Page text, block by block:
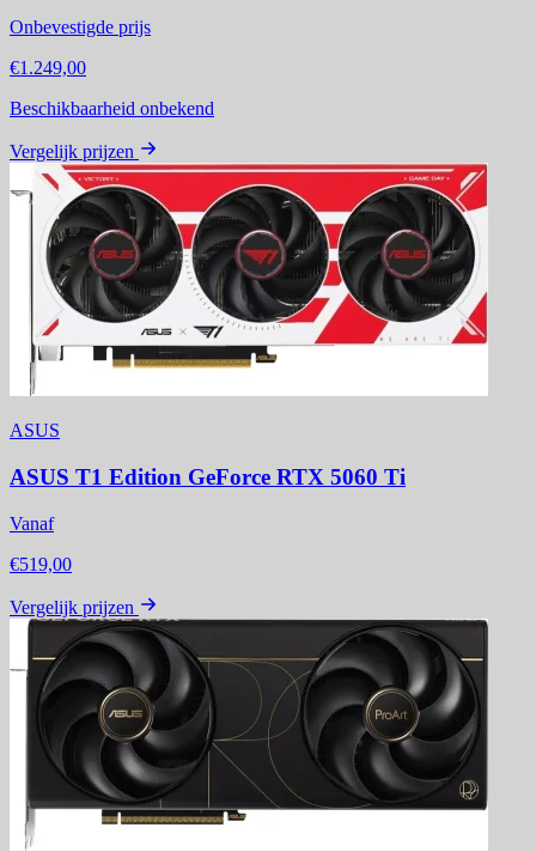
Onbevestigde prijs
€1.249,00
Beschikbaarheid onbekend
Vergelijk prijzen
ASUS
ASUS T1 Edition GeForce RTX 5060 Ti
Vanaf
€519,00
Vergelijk prijzen